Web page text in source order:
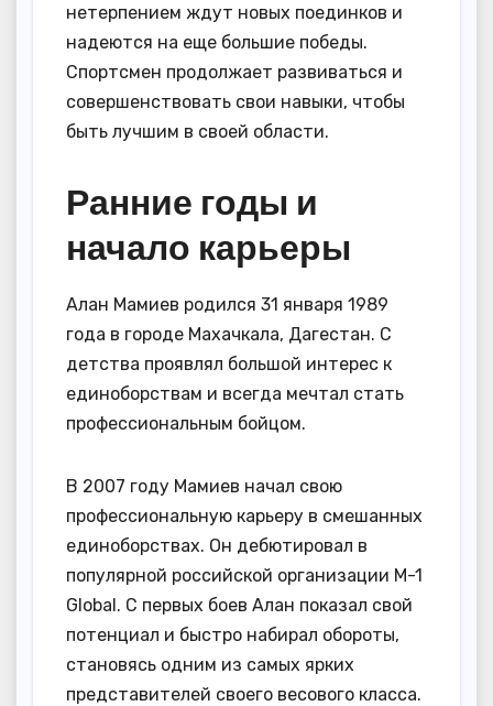
нетерпением ждут новых поединков и
надеются на еще большие победы.
Спортсмен продолжает развиваться и
совершенствовать свои навыки, чтобы
быть лучшим в своей области.
Ранние годы и
начало карьеры
Алан Мамиев родился 31 января 1989
года в городе Махачкала, Дагестан. С
детства проявлял большой интерес к
единоборствам и всегда мечтал стать
профессиональным бойцом.
В 2007 году Мамиев начал свою
профессиональную карьеру в смешанных
единоборствах. Он дебютировал в
популярной российской организации M-1
Global. С первых боев Алан показал свой
потенциал и быстро набирал обороты,
становясь одним из самых ярких
представителей своего весового класса.